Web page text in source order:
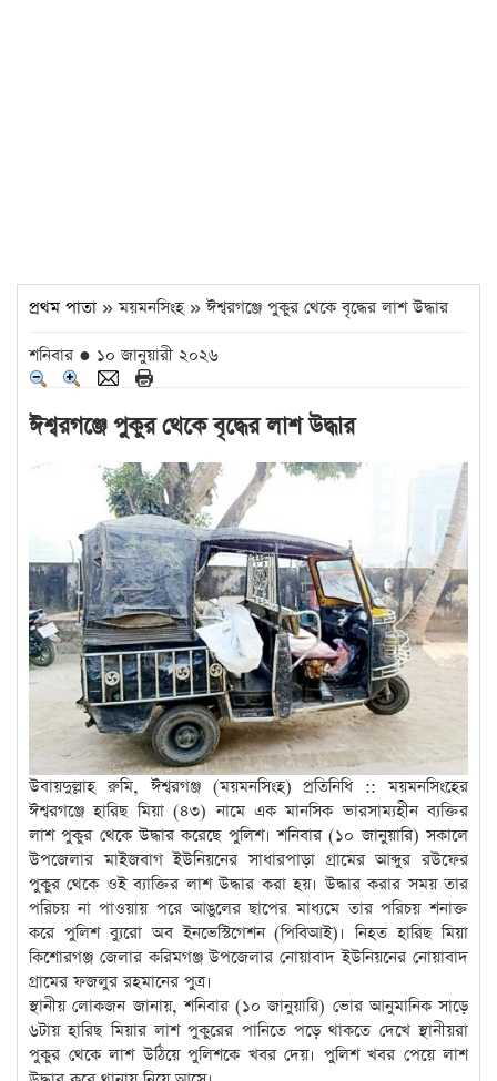
প্রথম পাতা » ময়মনসিংহ » ঈশ্বরগঞ্জে পুকুর থেকে বৃদ্ধের লাশ উদ্ধার
শনিবার ● ১০ জানুয়ারী ২০২৬
ঈশ্বরগঞ্জে পুকুর থেকে বৃদ্ধের লাশ উদ্ধার
উবায়দুল্লাহ রুমি, ঈশ্বরগঞ্জ (ময়মনসিংহ) প্রতিনিধি :: ময়মনসিংহের
ঈশ্বরগঞ্জে হারিছ মিয়া (৪৩) নামে এক মানসিক ভারসাম্যহীন ব্যক্তির
লাশ পুকুর থেকে উদ্ধার করেছে পুলিশ। শনিবার (১০ জানুয়ারি) সকালে
উপজেলার মাইজবাগ ইউনিয়নের সাধারপাড়া গ্রামের আব্দুর রউফের
পুকুর থেকে ওই ব্যাক্তির লাশ উদ্ধার করা হয়। উদ্ধার করার সময় তার
পরিচয় না পাওয়ায় পরে আঙুলের ছাপের মাধ্যমে তার পরিচয় শনাক্ত
করে পুলিশ ব্যুরো অব ইনভেস্টিগেশন (পিবিআই)। নিহত হারিছ মিয়া
কিশোরগঞ্জ জেলার করিমগঞ্জ উপজেলার নোয়াবাদ ইউনিয়নের নোয়াবাদ
গ্রামের ফজলুর রহমানের পুত্র।
স্থানীয় লোকজন জানায়, শনিবার (১০ জানুয়ারি) ভোর আনুমানিক সাড়ে
৬টায় হারিছ মিয়ার লাশ পুকুরের পানিতে পড়ে থাকতে দেখে স্থানীয়রা
পুকুর থেকে লাশ উঠিয়ে পুলিশকে খবর দেয়। পুলিশ খবর পেয়ে লাশ